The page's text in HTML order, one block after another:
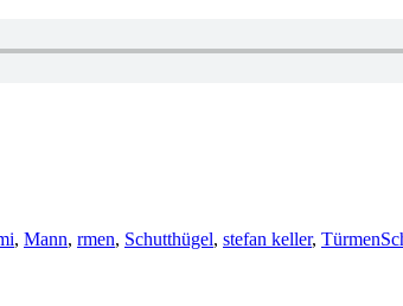
, Mann, rmen, Schutthügel, stefan keller, Türmen